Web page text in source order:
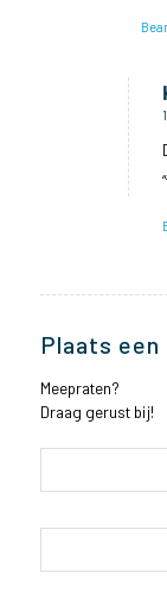
Plaats
Meepraten?
Draag gerust bij!